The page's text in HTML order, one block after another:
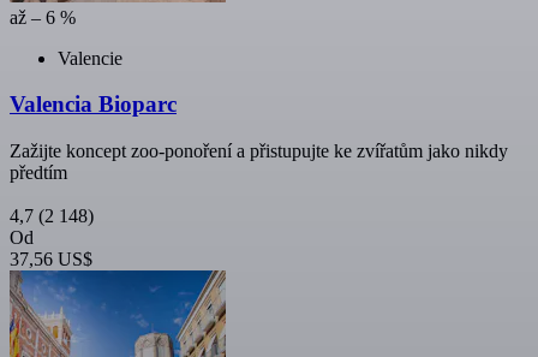
až – 6 %
Valencie
Valencia Bioparc
Zažijte koncept zoo-ponoření a přistupujte ke zvířatům jako nikdy
předtím
4,7 (2 148)
Od
37,56 US$